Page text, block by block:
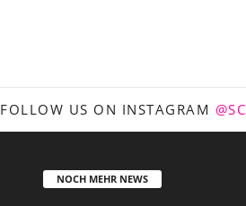
FOLLOW US ON INSTAGRAM
NOCH MEHR NEWS